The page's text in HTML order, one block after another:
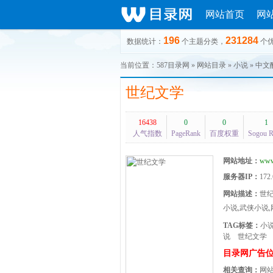
网站首页 网
数据统计： 196 个主题分类， 231284 个
当前位置： 587目录网 » 网站目录 » 小说 » 中文
世纪文学
16438
人气指数
0
PageRank
0
百度权重
1
Sogou
网站地址：
服务器IP：
网站描述： 世
小说,武侠小说
TAG标签： 小
说
世纪文学
目录网广告
相关查询： 网